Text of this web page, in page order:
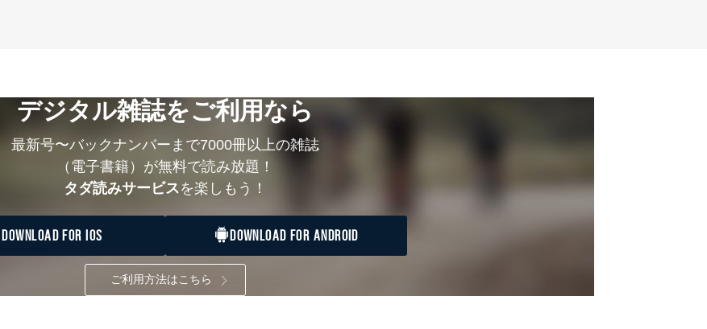
の個人情報 お問い合わせ対応、トラブル対処、オペレーター教育など応対品質向上のため
利用者
カスタマーQ＆Aサイトの投稿内容の確認のため
ｅメール等によるカスタマーQ＆Aサイトのサービス内容のご案内のため
ｅメール等による商品、サービス、キャンペーン等の広告に関するご案内のため
採用選考、ご連絡のため
人事、総務などの雇用管理等のため
委託により当
方の個人情報
提携企業及びお客様がご購入された商品の発売元企業からのｅメール等による商
品、
サービス、キャンペーン等の広告に関するご案内のため
当社のサービス利用状況の把握およびその分析のため
お問い合わせ対応、トラブル対処、オペレーター教育など応対品質向上のため
デジタル雑誌をご利用なら
最新号〜バックナンバーまで7000冊以上の雑誌
（電子書籍）が無料で読み放題！
タダ読みサービスを楽しもう！
DOWNLOAD FOR IOS DOWNLOAD FOR ANDROID
ご利用方法はこちら